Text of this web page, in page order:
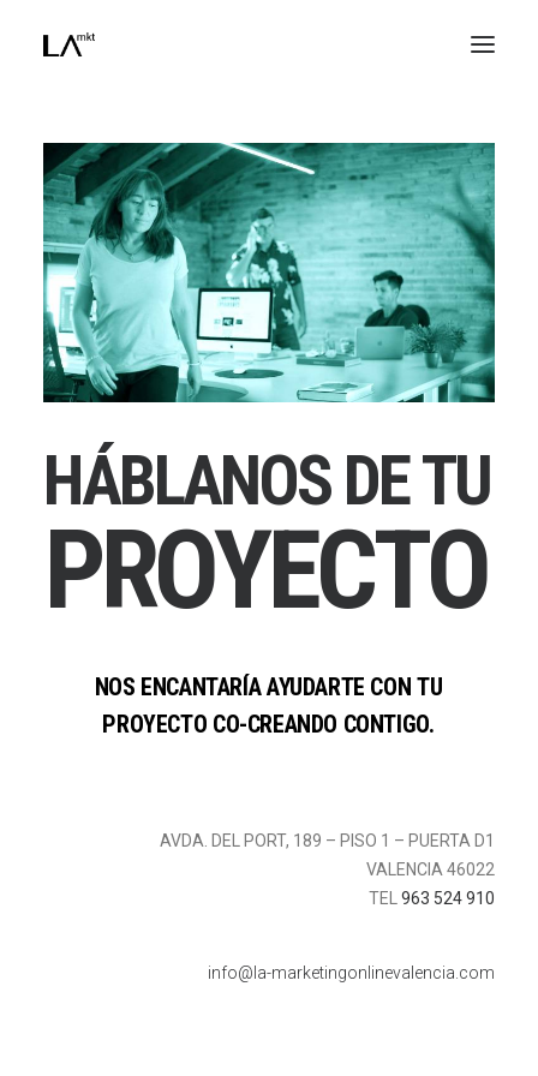
PUBLICIDAD ONLINE
POSICIONAMIENTO WEB
REDES SOCIALES
E-MAIL MARKETING
CONSULTORÍA
COMUNICACIÓN
CRISTINA HERNAIZ
JORGE ESPINOSA
ANGEL AGUADO
HÁBLANOS DETU
PROYECTO
NOS ENCANTARÍA AYUDARTE CON TU
PROYECTO CO-CREANDO CONTIGO.
AVDA. DEL PORT, 189 – PISO 1 – PUERTA D1
VALENCIA 46022
TEL 963 524 910
info@la-marketingonlinevalencia.com